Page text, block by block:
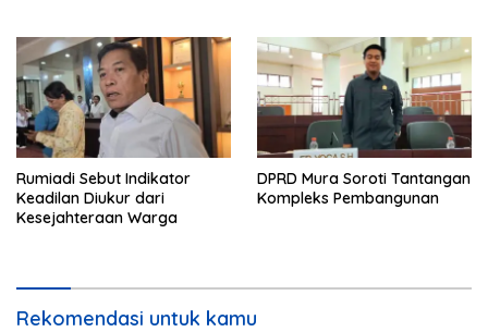
Rumiadi Sebut Indikator
Keadilan Diukur dari
Kesejahteraan Warga
DPRD Mura Soroti Tantangan
Kompleks Pembangunan
Rekomendasi untuk kamu